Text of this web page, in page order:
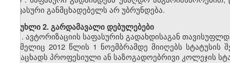
საფასური განმცხადებელს არ უბრუნდება.
მუხლი2. გარდამავალი დებულებები
1. ავტორიზაციის საფასურის გადახდისაგან
რომელიც 2012 წლის 1 ნოემბრამდე მიიღებს
განაცხადს პროფესიული ან საზოგადოებრივი კოლეჯის